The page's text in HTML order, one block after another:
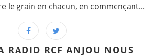
le grain en chacun, en commençant...
RADIO RCF ANJOU NOUS